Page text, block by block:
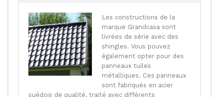
Les constructions de la
marque Grandcasa sont
livrées de série avec des
shingles. Vous pouvez
également opter pour des
panneaux tuiles
métalliques. Ces panneaux
sont fabriqués en acier
suédois de qualité, traité avec différents